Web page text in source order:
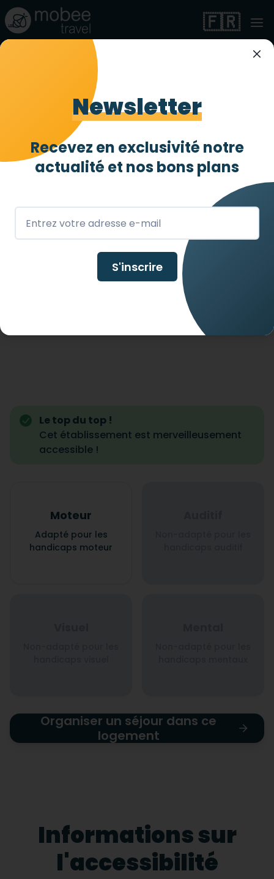
🇫🇷
Domaine accessible
en Mayenne
Entièrement accessible
Thorigné-en-Charnie,FR
Le top du top !
Cet établissement est merveilleusement
accessible !
Moteur
Adapté pour les
handicaps moteur
Organiser un séjour dans ce
logement
Informations sur
l'accessibilité
Newsletter
Recevez en exclusivité notre
actualité et nos bons plans
S'inscrire